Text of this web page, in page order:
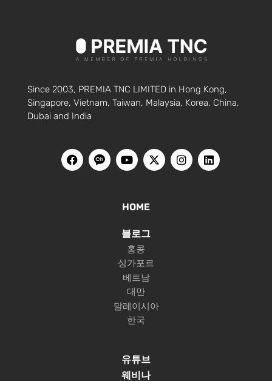
Since 2003, PREMIA TNC LIMITED in Hong Kong,
Singapore, Vietnam, Taiwan, Malaysia, Korea, China,
Dubai and India
HOME
블로그
홍콩
싱가포르
베트남
대만
말레이시아
한국
유튜브
웨비나